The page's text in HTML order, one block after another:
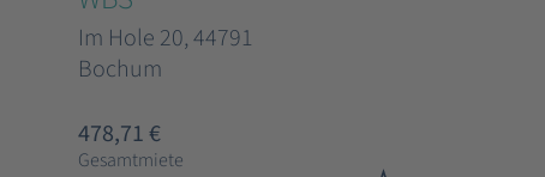
Im Hole 20, 44791
Bochum
478,71 €
Gesamtmiete